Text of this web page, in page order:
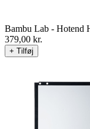
Bambu Lab - Hotend
379,00 kr.
+ Tilføj